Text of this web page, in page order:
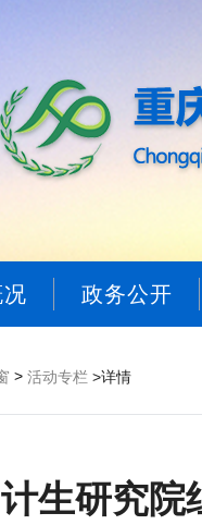
政务公开
> 活动专栏 >详情
生研究院